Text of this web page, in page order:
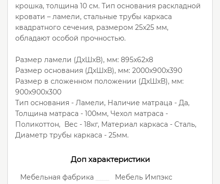
крошка, толщина 10 см. Тип основания раскладной
кровати – ламели, стальные трубы каркаса
квадратного сечения, размером 25х25 мм,
обладают особой прочностью.
Размер ламели (ДxШxВ), мм: 895х62х8
Размер основания (ДxШxВ), мм: 2000x900x390
Размер в сложенном положении (ДxШxВ), мм:
900x900x300
Тип основания - Ламели, Наличие матраца - Да,
Толщина матраса - 100мм, Чехол матраса -
Поликоттон, Вес - 18кг, Материал каркаса - Сталь,
Диаметр трубы каркаса - 25мм.
Доп характеристики
Мебельная фабрика
Мебель Импэкс